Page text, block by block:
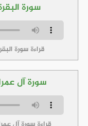
سورة
قراءة سورة
سورة آل